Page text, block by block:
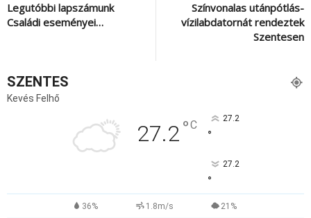
Legutóbbi lapszámunk
Családi eseményei…
Színvonalas utánpótlás-
vízilabdatornát rendeztek
Szentesen
SZENTES
Kevés Felhő
27.2°C 27.2
°
27.2
°
36% 1.8m/s 21%